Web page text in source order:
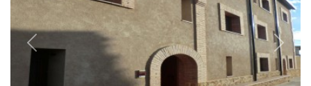
Anterior